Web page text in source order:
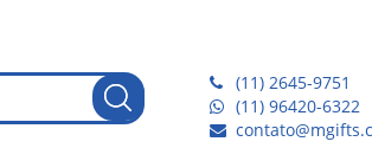
(11) 2645-9751
(11) 96420-6322